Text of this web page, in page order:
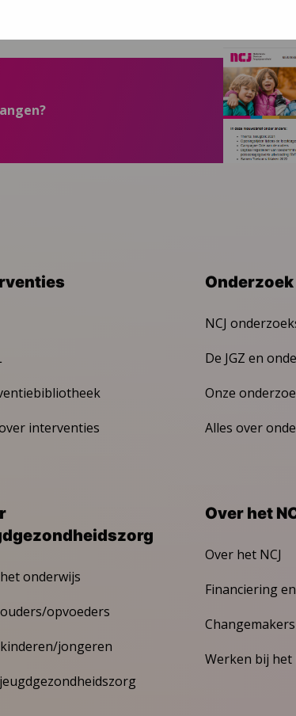
interventies
Onderzoek
NCJ
De JGZ en
Onze
Alles over
onderwijs
opvoeders
jongeren
Over het
Over het NCJ
Financiering
Werken bij het